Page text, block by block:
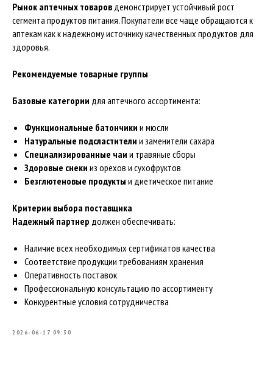
Рынок аптечных товаров демонстрирует устойчивый рост
сегмента продуктов питания. Покупатели все чаще обращаются к
аптекам как к надежному источнику качественных продуктов для
здоровья.
Рекомендуемые товарные группы
Базовые категории для аптечного ассортимента:
Функциональные батончики и мюсли
Натуральные подсластители и заменители сахара
Специализированные чаи и травяные сборы
Здоровые снеки из орехов и сухофруктов
Безглютеновые продукты и диетическое питание
Критерии выбора поставщика
Надежный партнер должен обеспечивать:
Наличие всех необходимых сертификатов качества
Соответствие продукции требованиям хранения
Оперативность поставок
Профессиональную консультацию по ассортименту
Конкурентные условия сотрудничества
2026-06-17 09:30